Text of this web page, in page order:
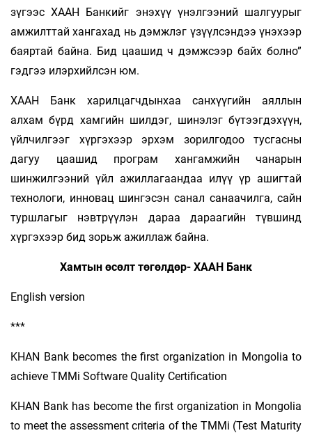
зүгээс ХААН Банкийг энэхүү үнэлгээний шалгуурыг
амжилттай хангахад нь дэмжлэг үзүүлсэндээ үнэхээр
баяртай байна. Бид цаашид ч дэмжсээр байх болно”
гэдгээ илэрхийлсэн юм.
ХААН Банк харилцагчдынхаа санхүүгийн аяллын
алхам бүрд хамгийн шилдэг, шинэлэг бүтээгдэхүүн,
үйлчилгээг хүргэхээр эрхэм зорилгодоо тусгасны
дагуу цаашид програм хангамжийн чанарын
шинжилгээний үйл ажиллагаандаа илүү үр ашигтай
технологи, инновац шингэсэн санал санаачилга, сайн
туршлагыг нэвтрүүлэн дараа дараагийн түвшинд
хүргэхээр бид зорьж ажиллаж байна.
Хамтын өсөлт төгөлдөр- ХААН Банк
English version
***
KHAN Bank becomes the first organization in Mongolia to
achieve TMMi Software Quality Certification
KHAN Bank has become the first organization in Mongolia
to meet the assessment criteria of the TMMi (Test Maturity